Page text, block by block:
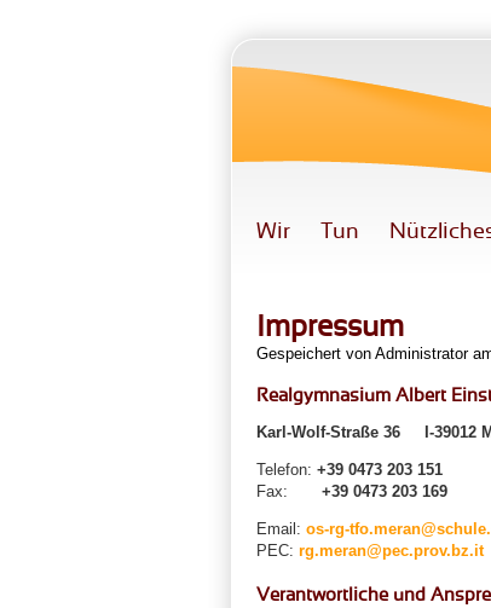
Wir Tun
Impressum
Gespeichert von Administrator
Realgymnasium Albert
Karl-Wolf-Straße 36 I-39012
Telefon: +39 0473 203 151
Fax: +39 0473 203 169
Email: os-rg-
PEC: rg.meran@pec.prov.bz.it
Verantwortliche und